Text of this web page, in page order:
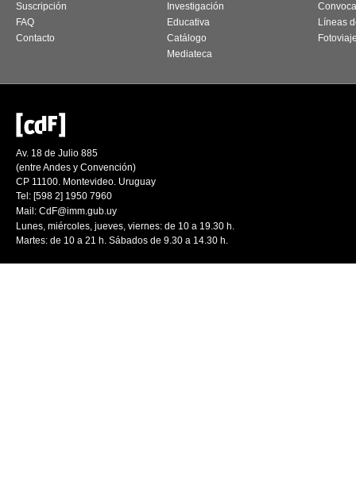
Suscripción
FAQ
Contacto
Investigación
Educativa
Catálogo
Mediateca
Líneas
Av. 18 de Julio 885
(entre Andes y Convención)
CP 11100. Montevideo. Uruguay
Tel: [598 2] 1950 7960
Mail: CdF@imm.gub.uy
Lunes, miércoles, jueves, viernes: de 10 a 19.30 h.
Martes: de 10 a 21 h. Sábados de 9.30 a 14.30 h.